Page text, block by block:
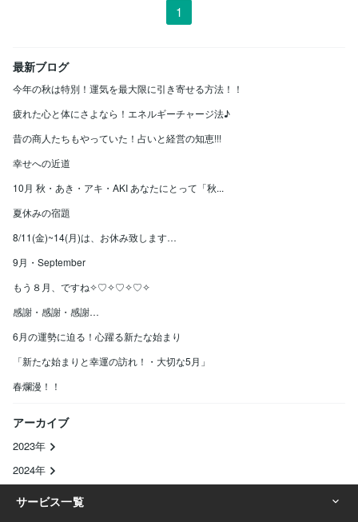
1
最新ブログ
今年の秋は特別！運気を最大限に引き寄せる方法！！
疲れた心と体にさよなら！エネルギーチャージ法♪
昔の商人たちもやっていた！占いと経営の知恵!!!
幸せへの近道
10月 秋・あき・アキ・AKI あなたにとって「秋...
夏休みの宿題
8/11(金)~14(月)は、お休み致します…
9月・September
もう８月、ですね✧♡✧♡✧♡✧
感謝・感謝・感謝…
6月の運勢に迫る！心躍る新たな始まり
「新たな始まりと幸運の訪れ！・大切な5月」
春爛漫！！
アーカイブ
2023年
2024年